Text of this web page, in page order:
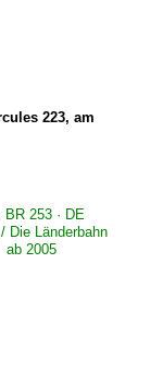
223, am
253 · DE
Die Länderbahn
ab 2005